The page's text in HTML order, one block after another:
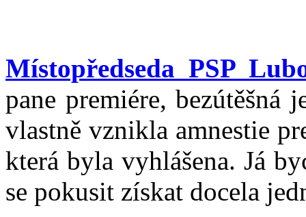
Místopředseda PSP
pane premiére, bezútěšná
vlastně vznikla amnestie
která byla vyhlášena. Já
se pokusit získat docela